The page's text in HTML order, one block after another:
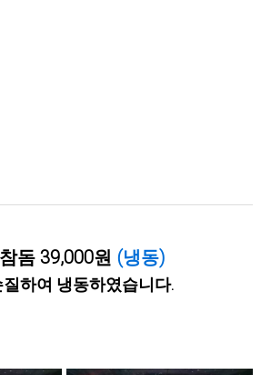
돔 39,000원 (냉동)
하여 냉동하였습니다.